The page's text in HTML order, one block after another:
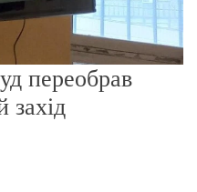
переобрав
захід